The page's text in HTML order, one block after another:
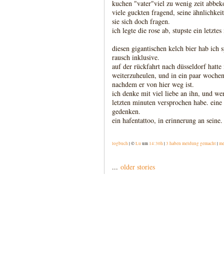
kuchen "vater"viel zu wenig zeit
viele guckten fragend, seine
sie sich doch fragen.
ich legte die rose ab, stupste ein
diesen gigantischen kelch bier hab
rausch inklusive.
auf der rückfahrt nach düsseldorf
weiterzuheulen, und in ein paar
nachdem er von hier weg ist.
ich denke mit viel liebe an ihn, und
letzten minuten versprochen habe.
gedenken.
ein hafentattoo, in erinnerung an seine.
logbuch | ©Lu um 14:30h |3 haben meldung gemacht|
... older stories